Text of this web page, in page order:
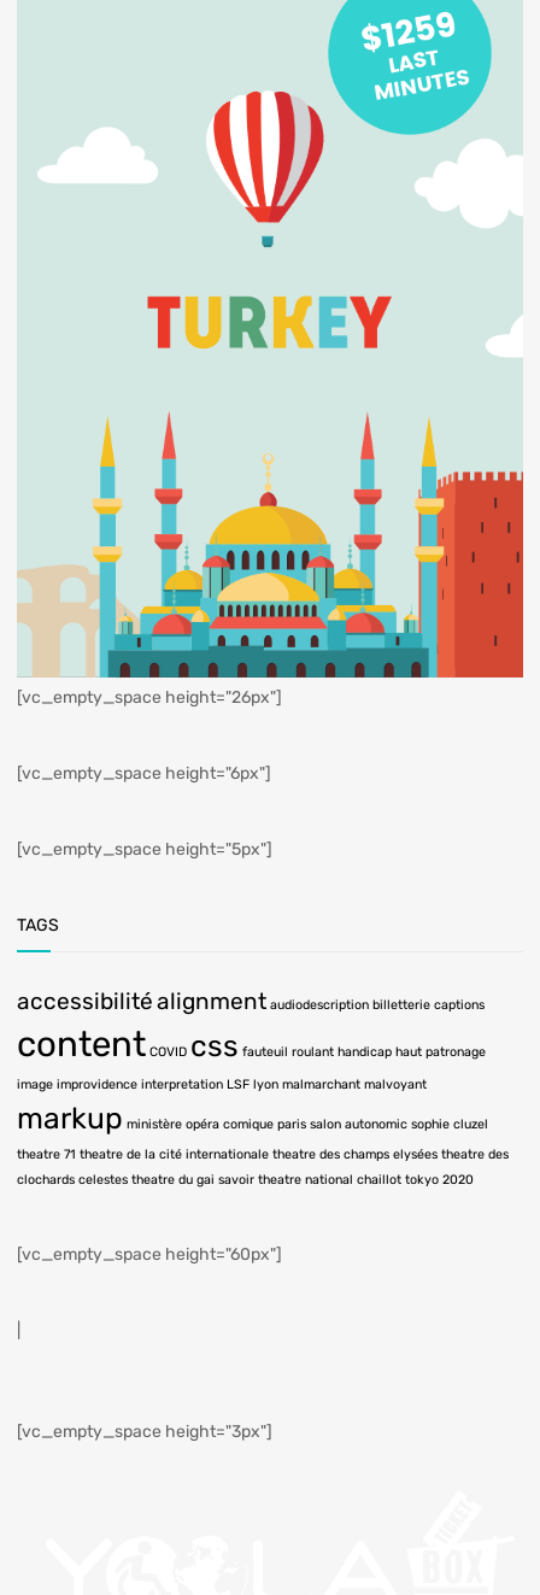
[vc_empty_space height="26px"]
[vc_empty_space height="6px"]
[vc_empty_space height="5px"]
TAGS
accessibilitéalignment audiodescription billetterie captions
content COVID css fauteuil roulant handicap haut patronage
image improvidence interpretation LSF lyon malmarchant malvoyant
markup ministère opéra comique paris salon autonomic sophie cluzel
theatre 71 theatre de la cité internationale theatre des champs elysées theatre des
clochards celestes theatre du gai savoir theatre national chaillot tokyo 2020
[vc_empty_space height="60px"]
[vc_empty_space height="3px"]